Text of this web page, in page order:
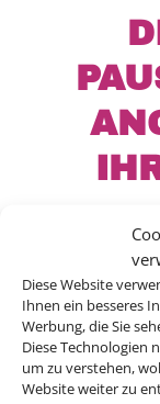
Diese Website
Ihnen ein besseres
Werbung, die Sie
Diese Technologien
um zu verstehen,
Website weiter zu
Andalusien,
lieber
der Welt
erleben